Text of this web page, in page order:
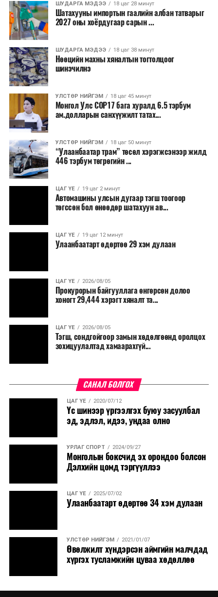
ашиглалтын явцад агаар бохирдуулагч бодис шууд
ялгаруулахгүй. Иргэд хувийн автомашинаас их
багтаамжийн нийтийн тээвэрт шилжсэнээр замын
хөдөлгөөний ачаалал, нүүрстөрөгчийн давхар исэл
болон бусад хүлэмжийн хийн ялгарлыг бууруулах ач
холбогдолтой.
Түгжрэлээс үүдэлтэй эдийн засгийн алдагдлыг
тооцоход нэг автомашин өдөрт дунджаар 2.5 цаг
түгжрэлд саатахдаа 3.45 литр шатахууныг үр ашиггүй
зарцуулдаг байна. Ингэснээр нэг жолооч өдөрт
8,238.6 төгрөг, жилд 1.7 сая гаруй төгрөгийн
шатахууны зардлыг зөвхөн түгжрэлд алддаг аж.
“Улаанбаатар трам” төсөл хэрэгжиж, авто замын
ачаалал буурснаар трассын дагуух автомашинуудын
шатахууны хэмнэлт жилд 446 тэрбум төгрөгт хүрэх
боломжтой гэсэн тооцоог техник, эдийн засгийн
үндэслэлд тусгажээ.
Төсөл хэрэгжсэнээр иргэдийн зорчих хугацаа
богиносож, түгжрэлээс үүдэлтэй эдийн засгийн
тогтолцоо бүрдэх ач холбогдолтой юм.
ШУДАРГА МЭДЭЭ 18 цаг 28 минут
Шатахууны импортын гаалийн албан татварыг
2027 оны хоёрдугаар сарын ...
ШУДАРГА МЭДЭЭ 18 цаг 38 минут
Нөөцийн махны хяналтын тогтолцоог
шинэчилнэ
УЛСТӨР НИЙГЭМ 18 цаг 45 минут
Монгол Улс COP17 бага хуралд 6.5 тэрбум
ам.долларын санхүүжилт татах...
УЛСТӨР НИЙГЭМ 18 цаг 50 минут
“Улаанбаатар трам” төсөл хэрэгжсэнээр жилд
446 тэрбум төгрөгийн ...
ЦАГ ҮЕ 19 цаг 2 минут
Автомашины улсын дугаар тэгш тоогоор
төгссөн бол өнөөдөр шатахуун ав...
ЦАГ ҮЕ 19 цаг 12 минут
Улаанбаатарт өдөртөө 29 хэм дулаан
ЦАГ ҮЕ 2026/08/05
Прокурорын байгууллага өнгөрсөн долоо
хоногт 29,444 хэрэгт хяналт та...
ЦАГ ҮЕ 2026/08/05
Тэгш, сондгойгоор замын хөдөлгөөнд оролцох
зохицуулалтад хамаарахгүй...
САНАЛ БОЛГОХ
ЦАГ ҮЕ 2020/07/12
Үс шинээр үргээлгэх буюу засуулбал
эд, эдлэл, идээ, ундаа олно
УРЛАГ СПОРТ 2024/09/27
Монголын боксчид эх орондоо болсон
Дэлхийн цомд тэргүүллээ
ЦАГ ҮЕ 2025/07/02
Улаанбаатарт өдөртөө 34 хэм дулаан
УЛСТӨР НИЙГЭМ 2021/01/07
Өвөлжилт хүндэрсэн аймгийн малчдад
хүргэх тусламжийн цуваа хөдөллөө